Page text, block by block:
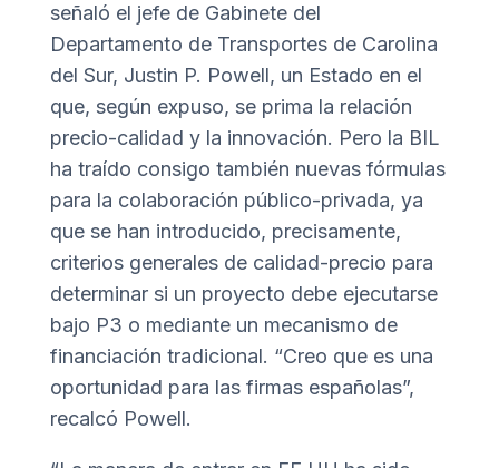
señaló el jefe de Gabinete del
Departamento de Transportes de Carolina
del Sur, Justin P. Powell, un Estado en el
que, según expuso, se prima la relación
precio-calidad y la innovación. Pero la BIL
ha traído consigo también nuevas fórmulas
para la colaboración público-privada, ya
que se han introducido, precisamente,
criterios generales de calidad-precio para
determinar si un proyecto debe ejecutarse
bajo P3 o mediante un mecanismo de
financiación tradicional. “Creo que es una
oportunidad para las firmas españolas”,
recalcó Powell.